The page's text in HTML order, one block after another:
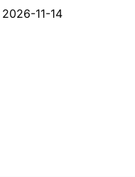
2026-11-14